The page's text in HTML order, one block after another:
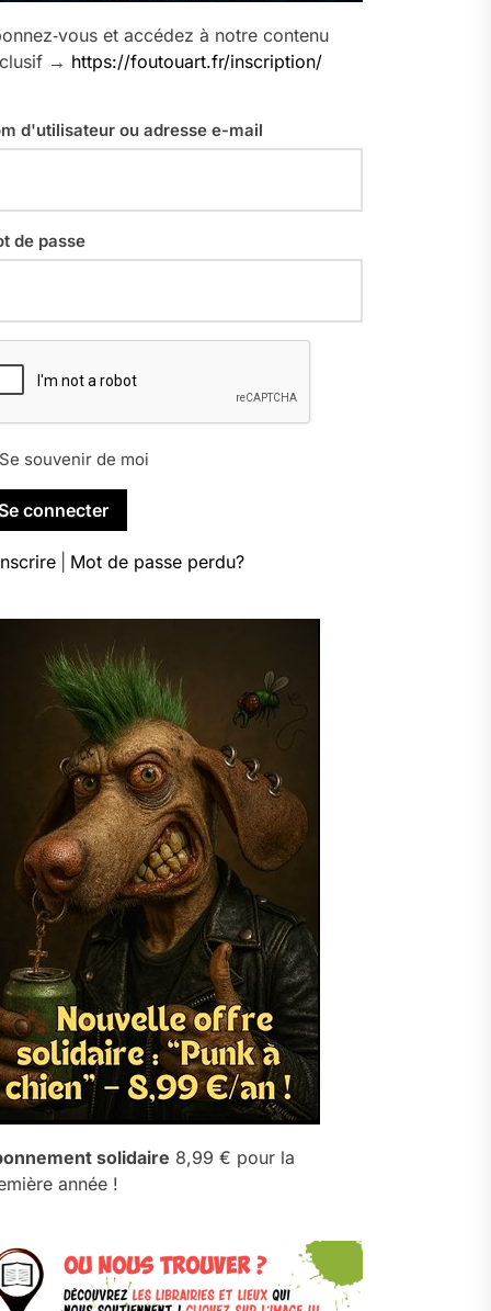
et accédez à notre contenu
→ https://foutouart.fr/inscription/
d'utilisateur ou adresse e-mail
de passe
souvenir de moi
Mot de passe perdu?
solidaire 8,99 € pour la
année !